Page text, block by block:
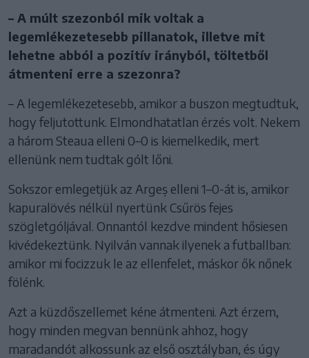
– A múlt szezonból mik voltak a
legemlékezetesebb pillanatok, illetve mit
lehetne abból a pozitív irányból, töltetből
átmenteni erre a szezonra?
– A legemlékezetesebb, amikor a buszon megtudtuk,
hogy feljutottunk. Elmondhatatlan érzés volt. Nekem
a három Steaua elleni 0–0 is kiemelkedik, mert
ellenünk nem tudtak gólt lőni.
Sokszor emlegetjük az Argeș elleni 1–0-át is, amikor
kapuralövés nélkül nyertünk Csűrös fejes
szögletgóljával. Onnantól kezdve mindent hősiesen
kivédekeztünk. Nyilván vannak ilyenek a futballban:
amikor mi focizzuk le az ellenfelet, máskor ők nőnek
fölénk.
Azt a küzdőszellemet kéne átmenteni. Azt érzem,
hogy minden megvan bennünk ahhoz, hogy
maradandót alkossunk az első osztályban, és úgy